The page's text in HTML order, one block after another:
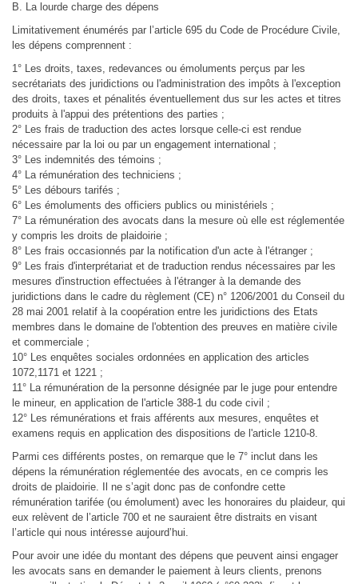
B. La lourde charge des dépens
Limitativement énumérés par l’article 695 du Code de Procédure Civile,
les dépens comprennent :
1° Les droits, taxes, redevances ou émoluments perçus par les
secrétariats des juridictions ou l'administration des impôts à l'exception
des droits, taxes et pénalités éventuellement dus sur les actes et titres
produits à l'appui des prétentions des parties ;
2° Les frais de traduction des actes lorsque celle-ci est rendue
nécessaire par la loi ou par un engagement international ;
3° Les indemnités des témoins ;
4° La rémunération des techniciens ;
5° Les débours tarifés ;
6° Les émoluments des officiers publics ou ministériels ;
7° La rémunération des avocats dans la mesure où elle est réglementée
y compris les droits de plaidoirie ;
8° Les frais occasionnés par la notification d'un acte à l'étranger ;
9° Les frais d'interprétariat et de traduction rendus nécessaires par les
mesures d'instruction effectuées à l'étranger à la demande des
juridictions dans le cadre du règlement (CE) n° 1206/2001 du Conseil du
28 mai 2001 relatif à la coopération entre les juridictions des Etats
membres dans le domaine de l'obtention des preuves en matière civile
et commerciale ;
10° Les enquêtes sociales ordonnées en application des articles
1072,1171 et 1221 ;
11° La rémunération de la personne désignée par le juge pour entendre
le mineur, en application de l'article 388-1 du code civil ;
12° Les rémunérations et frais afférents aux mesures, enquêtes et
examens requis en application des dispositions de l'article 1210-8.
Parmi ces différents postes, on remarque que le 7° inclut dans les
dépens la rémunération réglementée des avocats, en ce compris les
droits de plaidoirie. Il ne s’agit donc pas de confondre cette
rémunération tarifée (ou émolument) avec les honoraires du plaideur, qui
eux relèvent de l’article 700 et ne sauraient être distraits en visant
l’article qui nous intéresse aujourd’hui.
Pour avoir une idée du montant des dépens que peuvent ainsi engager
les avocats sans en demander le paiement à leurs clients, prenons